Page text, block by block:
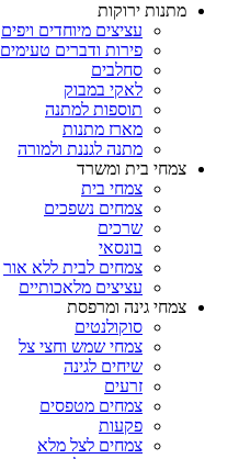
מתנות ירוקות
עציצים מיוחדים ויפים
פירות ודברים טעימים
סחלבים
לאקי במבוק
תוספות למתנה
מארז מתנות
מתנה לגננת ולמורה
צמחי בית ומשרד
צמחי בית
צמחים נשפכים
שרכים
בונסאי
צמחים לבית ללא אור
עציצים מלאכותיים
צמחי גינה ומרפסת
סוקולנטים
צמחי שמש וחצי צל
שיחים לגינה
זרעים
צמחים מטפסים
פקעות
צמחים לצל מלא